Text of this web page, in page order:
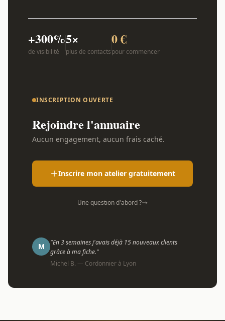
+300%
de visibilité
5×
plus de contacts
0 €
pour commencer
INSCRIPTION OUVERTE
Rejoindre l'annuaire
Aucun engagement, aucun frais caché.
Inscrire mon atelier gratuitement
Une question d'abord ?
M
"En 3 semaines j'avais déjà 15 nouveaux clients
grâce à ma fiche."
Michel B. — Cordonnier à Lyon